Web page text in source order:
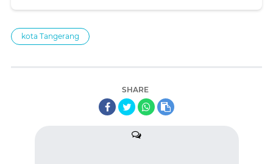
kota Tangerang
SHARE